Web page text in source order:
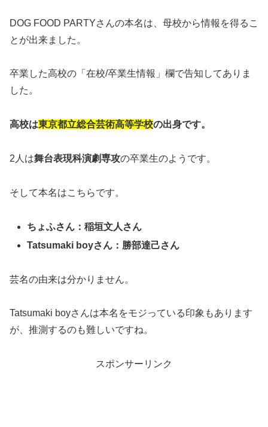
DOG FOOD PARTYさんの本名は、母校から情報を得るこ
とが出来ました。
卒業した高校の「在校/卒業生情報」欄で告知してありま
した。
高校は東京都立総合芸術高等学校の出身です。
2人は舞台表現科演劇専攻の卒業生のようです。
そして本名はこちらです。
ちょふさん：稲垣文人さん
Tatsumaki boyさん：勝部達己さん
芸名の由来は分かりません。
Tatsumaki boyさんは本名をモジっている印象もあります
が、推測するのも難しいですね。
スポンサーリンク